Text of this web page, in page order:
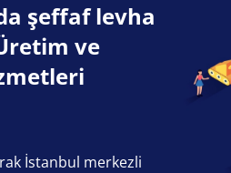
şeffaf levha
ve
İstanbul merkezli